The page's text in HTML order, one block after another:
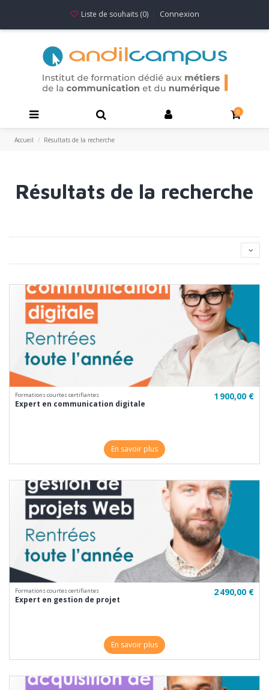
Liste de souhaits (0) Connexion
0
Accueil Résultats de la recherche
Résultats de la recherche
Formations courtes certifiantes
Expert en communication digitale
1 900,00 €
En savoir plus
Formations courtes certifiantes
Expert en gestion de projet
2 490,00 €
En savoir plus